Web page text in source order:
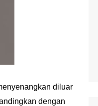
diluar
dengan